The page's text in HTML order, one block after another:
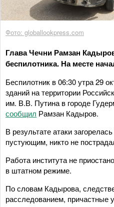
Фото: globallookpress.com
Глава Чечни Рамзан
беспилотника. На месте
Беспилотник в 06:30 утра 29
зданий на территории
им. В.В. Путина в городе
сообщил Рамзан Кадыров.
В результате атаки
пустующим, никто не
Работа института не
в штатном режиме.
По словам Кадырова,
расследованием, причастные